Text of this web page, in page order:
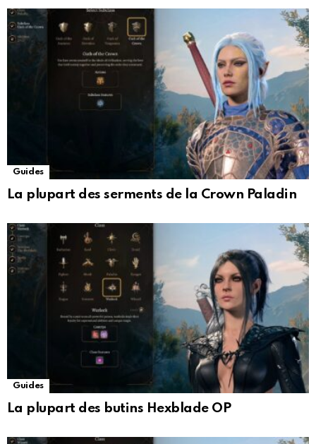
Guides
La plupart des serments de la Crown Paladin
Guides
La plupart des butins Hexblade OP